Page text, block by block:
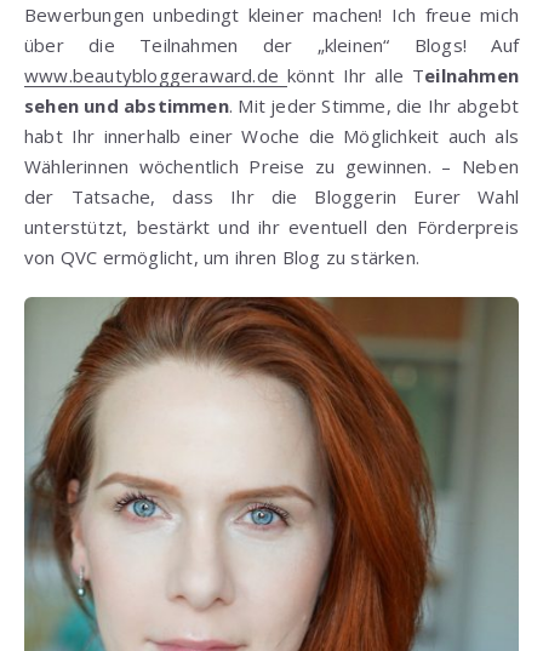
Bewerbungen unbedingt kleiner machen! Ich freue mich
über die Teilnahmen der „kleinen“ Blogs! Auf
www.beautybloggeraward.de könnt Ihr alle Teilnahmen
sehen und abstimmen. Mit jeder Stimme, die Ihr abgebt
habt Ihr innerhalb einer Woche die Möglichkeit auch als
Wählerinnen wöchentlich Preise zu gewinnen. – Neben
der Tatsache, dass Ihr die Bloggerin Eurer Wahl
unterstützt, bestärkt und ihr eventuell den Förderpreis
von QVC ermöglicht, um ihren Blog zu stärken.